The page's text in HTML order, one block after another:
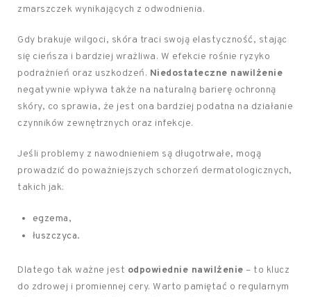
zmarszczek wynikających z odwodnienia.
Gdy brakuje wilgoci, skóra traci swoją elastyczność, stając
się cieńsza i bardziej wrażliwa. W efekcie rośnie ryzyko
podrażnień oraz uszkodzeń. Niedostateczne nawilżenie
negatywnie wpływa także na naturalną barierę ochronną
skóry, co sprawia, że jest ona bardziej podatna na działanie
czynników zewnętrznych oraz infekcje.
Jeśli problemy z nawodnieniem są długotrwałe, mogą
prowadzić do poważniejszych schorzeń dermatologicznych,
takich jak:
egzema,
łuszczyca.
Dlatego tak ważne jest odpowiednie nawilżenie – to klucz
do zdrowej i promiennej cery. Warto pamiętać o regularnym